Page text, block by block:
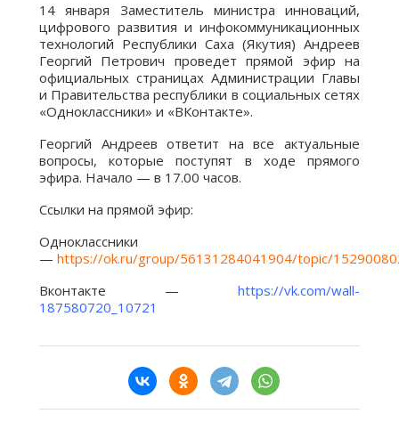
14 января Заместитель министра инноваций,
цифрового развития и инфокоммуникационных
технологий Республики Саха (Якутия) Андреев
Георгий Петрович проведет прямой эфир на
официальных страницах Администрации Главы
и Правительства республики в социальных сетях
«Одноклассники» и «ВКонтакте».
Георгий Андреев ответит на все актуальные
вопросы, которые поступят в ходе прямого
эфира. Начало — в 17.00 часов.
Ссылки на прямой эфир:
Одноклассники
— https://ok.ru/group/56131284041904/topic/
Вконтакте —
https://vk.com/wall-
187580720_10721